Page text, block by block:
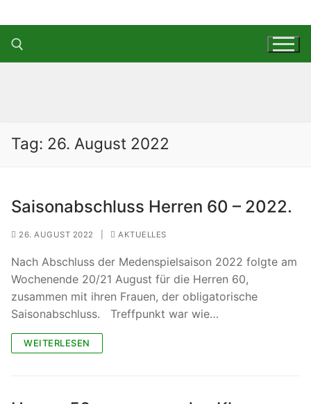
Inhalt
springen
Tag: 26. August 2022
Saisonabschluss Herren 60 – 2022.
26. AUGUST 2022 AKTUELLES
Nach Abschluss der Medenspielsaison 2022 folgte am
Wochenende 20/21 August für die Herren 60,
zusammen mit ihren Frauen, der obligatorische
Saisonabschluss. Treffpunkt war wie…
WEITERLESEN